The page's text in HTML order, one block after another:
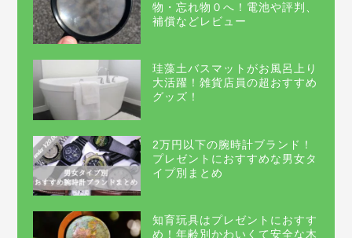
物・忘れ物０へ！電池や評判、
補償などレビュー
珪藻土バスマットがお風呂上り
大活躍！雑貨店員の超おすすめ
グッズ！
2万円以下の腕時計ブランド！
プレゼントにおすすめな男女タ
イプ別まとめ
知育玩具はプレゼントにおすす
め！年齢別かわいくて安全な木